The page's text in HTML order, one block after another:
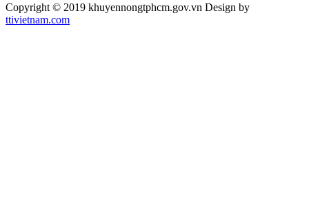
Copyright © 2019 khuyennongtphcm.gov.vn Design by
ttivietnam.com